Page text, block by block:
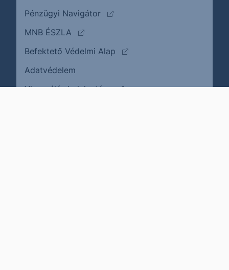
Pénzügyi Navigátor
(külső oldalra ugrik)
MNB ÉSZLA
(külső oldalra ugrik)
Befektető Védelmi Alap
(külső oldalra ugrik)
Adatvédelem
Visszaélés bejelentése(külső oldalra ugrik)